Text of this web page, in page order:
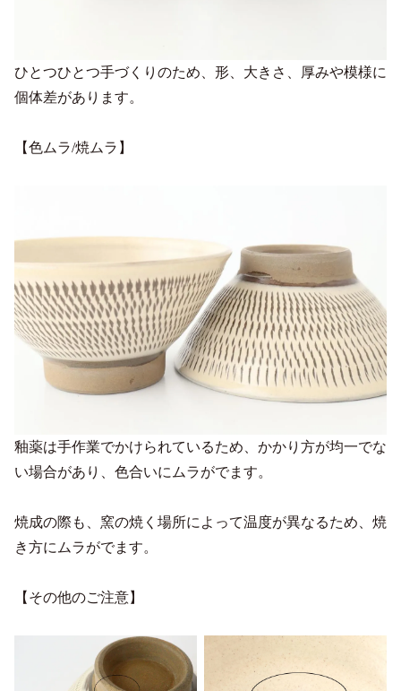
ひとつひとつ手づくりのため、形、大きさ、厚みや模様に
個体差があります。
【色ムラ/焼ムラ】
釉薬は手作業でかけられているため、かかり方が均一でな
い場合があり、色合いにムラがでます。
焼成の際も、窯の焼く場所によって温度が異なるため、焼
き方にムラがでます。
【その他のご注意】